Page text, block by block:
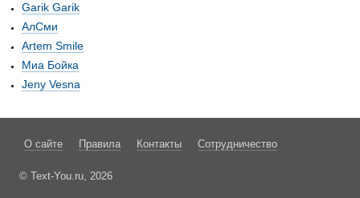
Garik Garik
АлСми
Artem Smile
Миа Бойка
Jeny Vesna
О сайте Правила Контакты Сотрудничество
© Text-You.ru, 2026